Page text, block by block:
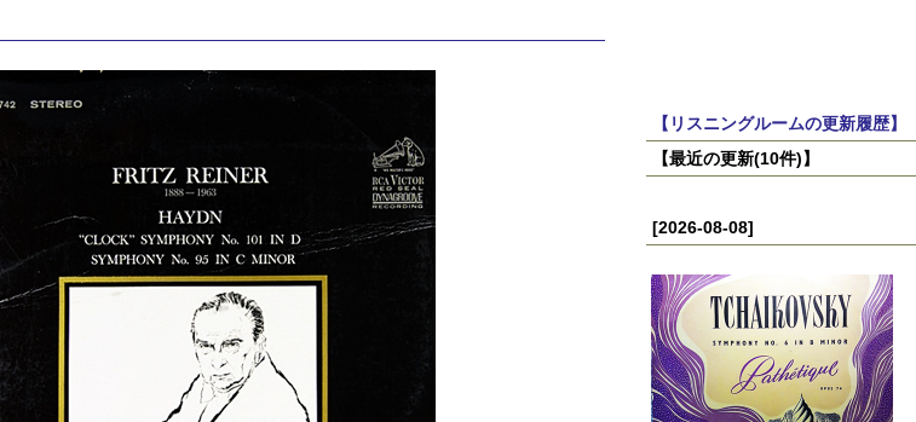
【リスニングルームの更新履歴】
【最近の更新(10件)】
[2026-08-08]